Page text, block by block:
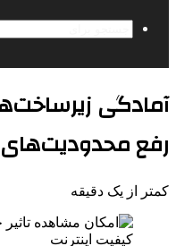
آمادگی
رفع محدودیت‌های
کمتر از یک دقیقه